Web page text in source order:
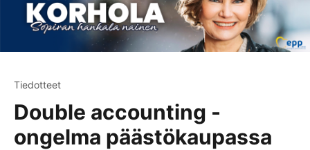
Tiedotteet
Double accounting -
ongelma päästökaupassa